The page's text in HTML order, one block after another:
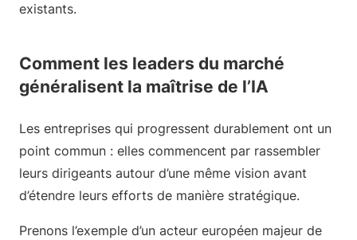
existants.
Comment les leaders du marché
généralisent la maîtrise de l’IA
Les entreprises qui progressent durablement ont un
point commun : elles commencent par rassembler
leurs dirigeants autour d’une même vision avant
d’étendre leurs efforts de manière stratégique.
Prenons l’exemple d’un acteur européen majeur de